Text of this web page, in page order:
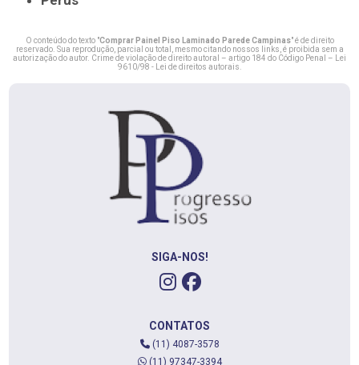
O conteúdo do texto "Comprar Painel Piso Laminado Parede Campinas" é de direito
reservado. Sua reprodução, parcial ou total, mesmo citando nossos links, é proibida sem a
autorização do autor. Crime de violação de direito autoral – artigo 184 do Código Penal –
Lei
9610/98 - Lei de direitos autorais
SIGA-NOS!
CONTATOS
(11) 4087-3578
(11) 97347-3394